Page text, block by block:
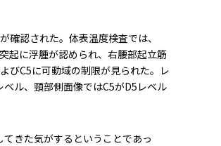
認された。体表温度検査では、
起に浮腫が認められ、右腰部起立筋
びC5に可動域の制限が見られた。レ
ル、頸部側面像ではC5がD5レベル
きた気がするということであっ